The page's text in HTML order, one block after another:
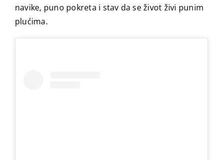
navike, puno pokreta i stav da se život živi punim
plućima.